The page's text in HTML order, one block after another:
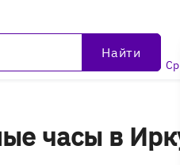
Найти
часы в